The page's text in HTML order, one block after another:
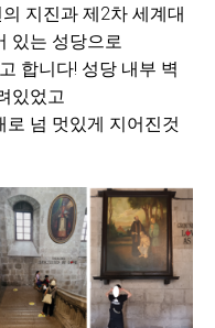
지진과 제2차 세계대
있는 성당으로
합니다! 성당 내부 벽
있었고
로 넘 멋있게 지어진것